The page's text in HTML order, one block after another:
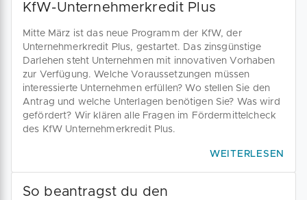
KfW-Unternehmerkredit Plus
Mitte März ist das neue Programm der KfW, der
Unternehmerkredit Plus, gestartet. Das zinsgünstige
Darlehen steht Unternehmen mit innovativen Vorhaben
zur Verfügung. Welche Voraussetzungen müssen
interessierte Unternehmen erfüllen? Wo stellen Sie den
Antrag und welche Unterlagen benötigen Sie? Was wird
gefördert? Wir klären alle Fragen im Fördermittelcheck
des KfW Unternehmerkredit Plus.
WEITERLESEN
So beantragst du den